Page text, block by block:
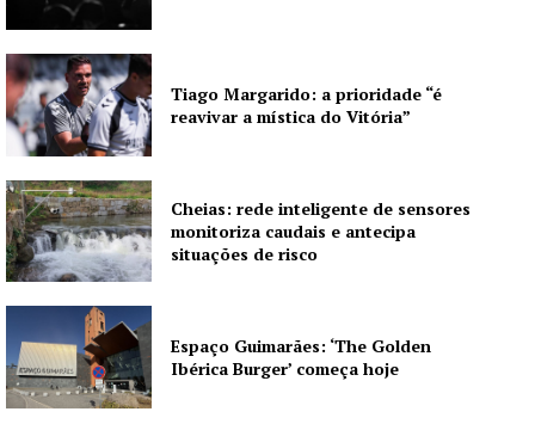
Institucional
Artigos
Europa
Grande Entrevista
Publicidade
Quero ser Assinante
Tiago Margarido: a prioridade “é
reavivar a mística do Vitória”
Cheias: rede inteligente de sensores
monitoriza caudais e antecipa
situações de risco
Espaço Guimarães: ‘The Golden
Ibérica Burger’ começa hoje